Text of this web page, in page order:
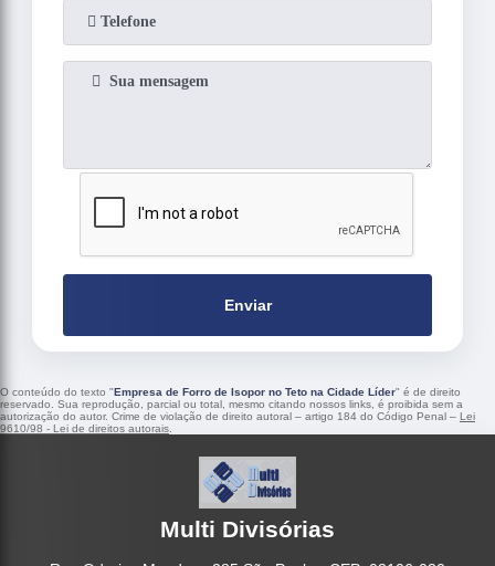
Enviar
O conteúdo do texto "Empresa de Forro de Isopor no Teto na Cidade Líder" é de direito
reservado. Sua reprodução, parcial ou total, mesmo citando nossos links, é proibida sem a
autorização do autor. Crime de violação de direito autoral – artigo 184 do Código Penal – Lei
9610/98 - Lei de direitos autorais
Multi Divisórias